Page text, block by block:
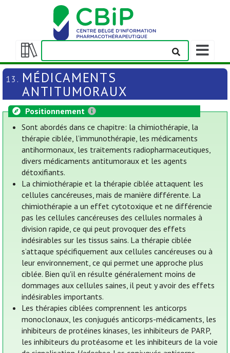
Afficher/masquer
la
table
des
matières
Afficher/
la
barre
13. MÉDICAMENTS
ANTITUMORAUX
Positionnement
Sont abordés dans ce chapitre: la chimiothérapie, la
thérapie ciblée, l’immunothérapie, les médicaments
antihormonaux, les traitements radiopharmaceutiques,
divers médicaments antitumoraux et les agents
détoxifiants.
La chimiothérapie et la thérapie ciblée attaquent les
cellules cancéreuses, mais de manière différente. La
chimiothérapie a un effet cytotoxique et ne différencie
pas les cellules cancéreuses des cellules normales à
division rapide, ce qui peut provoquer des effets
indésirables sur les tissus sains. La thérapie ciblée
s’attaque spécifiquement aux cellules cancéreuses ou à
leur environnement, ce qui permet une approche plus
ciblée. Bien qu'il en résulte généralement moins de
dommages aux cellules saines, il peut y avoir des effets
indésirables importants.
Les thérapies ciblées comprennent les anticorps
monoclonaux, les conjugués anticorps-médicaments, les
inhibiteurs de protéines kinases, les inhibiteurs de PARP,
les inhibiteurs du protéasome et les inhibiteurs de la voie